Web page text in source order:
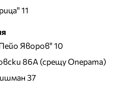
11
Яворов" 10
86А (срещу Операта)
37